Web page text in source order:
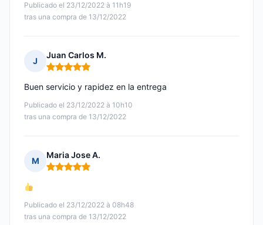
Publicado el 23/12/2022 à 11h19
tras una compra de 13/12/2022
J
Juan Carlos M.
Nota: 5 de 5
Publicado el 23/12/2022 à 10h10
tras una compra de 13/12/2022
Buen servicio y rapidez en la entrega
M
Maria Jose A.
Nota: 5 de 5
Publicado el 23/12/2022 à 08h48
tras una compra de 13/12/2022